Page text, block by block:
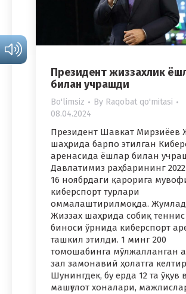
Президент жиззахлик
билан учрашди
Bo'limsiz By Raqobat qo'mitasi
08.04.2024
Президент Шавкат Мирзиёев
шаҳрида барпо этилган
аренасида ёшлар билан
Давлатимиз раҳбарининг
16 ноябрдаги қарорига
киберспорт турлари
оммалаштирилмоқда.
Жиззах шаҳрида собиқ теннис
биноси ўрнида киберспорт
ташкил этилди. 1 минг 200
томошабинга мўлжалланган
зал замонавий ҳолатга
Шунингдек, бу ерда 12 та ўқув
машғулот хоналари,